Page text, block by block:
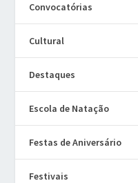
Convocatórias
Cultural
Destaques
Escola de Natação
Festas de Aniversário
Festivais